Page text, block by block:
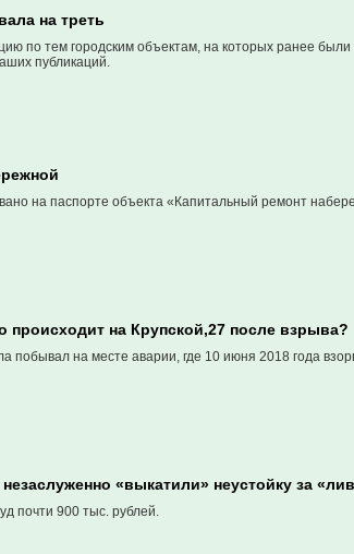
на треть
по тем городским объектам, на которых ранее
публикаций.
на паспорте объекта «Капитальный ремонт
на Крупской,27 после взрыва?
побывал на месте аварии, где 10 июня 2018 года
«выкатили» неустойку за
почти 900 тыс. рублей.